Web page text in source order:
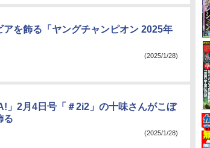
を飾る「ヤングチャンピオン 2025年
(2025/1/28)
」2月4日号「＃2i2」の十味さんがこぼ
る
(2025/1/28)